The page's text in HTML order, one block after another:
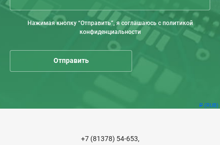
Р (RUB)
Нажимая кнопку “Отправить”, я соглашаюсь с политикой
конфиденциальности
+7 (81378) 54-653,